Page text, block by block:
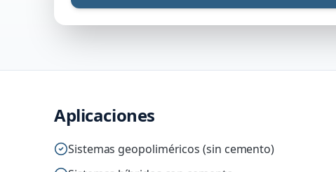
Aplicaciones
Sistemas geopoliméricos (sin cemento)